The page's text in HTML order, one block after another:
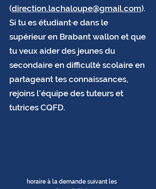
(direction.lachaloupe@gmail.com).
Si tu es étudiant·e dans le
supérieur en Brabant wallon et que
tu veux aider des jeunes du
secondaire en difficulté scolaire en
partageant tes connaissances,
rejoins l’équipe des tuteurs et
tutrices CQFD.
horaire à la demande suivant les